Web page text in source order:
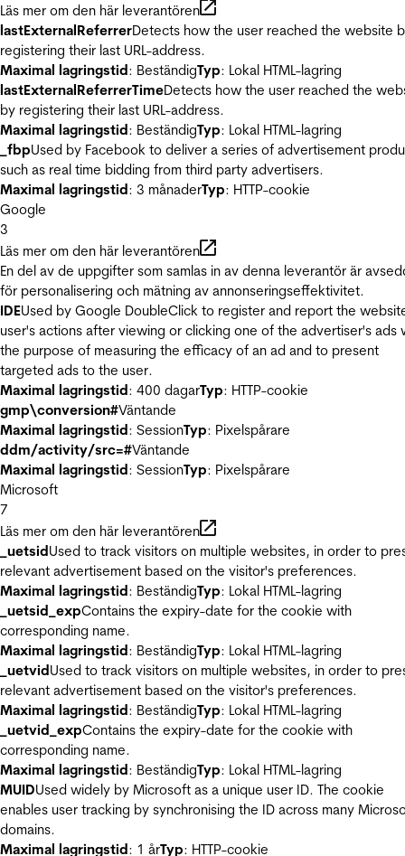
Läs mer om den här leverantören
lastExternalReferrerDetects how the user reached the website
registering their last URL-address.
Maximal lagringstid: BeständigTyp: Lokal HTML-lagring
lastExternalReferrerTimeDetects how the user reached the
by registering their last URL-address.
Maximal lagringstid: BeständigTyp: Lokal HTML-lagring
_fbpUsed by Facebook to deliver a series of advertisement
such as real time bidding from third party advertisers.
Maximal lagringstid: 3 månaderTyp: HTTP-cookie
Google
3
Läs mer om den här leverantören
En del av de uppgifter som samlas in av denna leverantör är
för personalisering och mätning av annonseringseffektivitet.
IDEUsed by Google DoubleClick to register and report the
user's actions after viewing or clicking one of the advertiser's ads
the purpose of measuring the efficacy of an ad and to present
targeted ads to the user.
Maximal lagringstid: 400 dagarTyp: HTTP-cookie
gmp\conversion#Väntande
Maximal lagringstid: SessionTyp: Pixelspårare
ddm/activity/src=#Väntande
Maximal lagringstid: SessionTyp: Pixelspårare
Microsoft
7
Läs mer om den här leverantören
_uetsidUsed to track visitors on multiple websites, in order to
relevant advertisement based on the visitor's preferences.
Maximal lagringstid: BeständigTyp: Lokal HTML-lagring
_uetsid_expContains the expiry-date for the cookie with
corresponding name.
Maximal lagringstid: BeständigTyp: Lokal HTML-lagring
_uetvidUsed to track visitors on multiple websites, in order to
relevant advertisement based on the visitor's preferences.
Maximal lagringstid: BeständigTyp: Lokal HTML-lagring
_uetvid_expContains the expiry-date for the cookie with
corresponding name.
Maximal lagringstid: BeständigTyp: Lokal HTML-lagring
MUIDUsed widely by Microsoft as a unique user ID. The cookie
enables user tracking by synchronising the ID across many
domains.
Maximal lagringstid: 1 årTyp: HTTP-cookie